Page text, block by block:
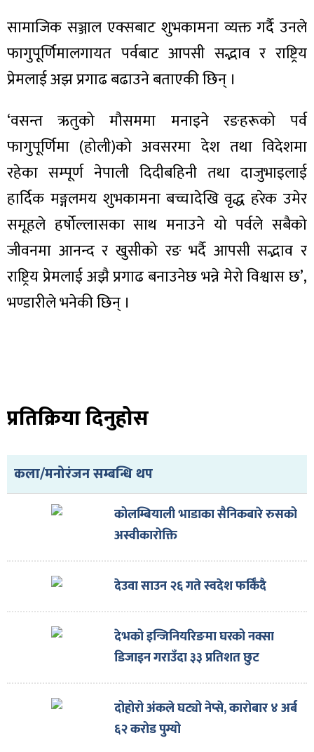
सामाजिक सञ्जाल एक्सबाट शुभकामना व्यक्त गर्दै उनले
फागुपूर्णिमालगायत पर्वबाट आपसी सद्भाव र राष्ट्रिय
प्रेमलाई अझ प्रगाढ बढाउने बताएकी छिन् ।
‘वसन्त ऋतुको मौसममा मनाइने रङहरूको पर्व
फागुपूर्णिमा (होली)को अवसरमा देश तथा विदेशमा
रहेका सम्पूर्ण नेपाली दिदीबहिनी तथा दाजुभाइलाई
हार्दिक मङ्गलमय शुभकामना बच्चादेखि वृद्ध हरेक उमेर
समूहले हर्षोल्लासका साथ मनाउने यो पर्वले सबैको
जीवनमा आनन्द र खुसीको रङ भर्दै आपसी सद्भाव र
राष्ट्रिय प्रेमलाई अझै प्रगाढ बनाउनेछ भन्ने मेरो विश्वास छ’,
भण्डारीले भनेकी छिन् ।
प्रतिक्रिया दिनुहोस
कला/मनोरंजन सम्बन्धि थप
कोलम्बियाली भाडाका सैनिकबारे रुसको
अस्वीकारोक्ति
देउवा साउन २६ गते स्वदेश फर्किँदै
देभको इन्जिनियरिङमा घरको नक्सा
डिजाइन गराउँदा ३३ प्रतिशत छुट
दोहोरो अंकले घट्यो नेप्से, कारोबार ४ अर्ब
६२ करोड पुग्यो